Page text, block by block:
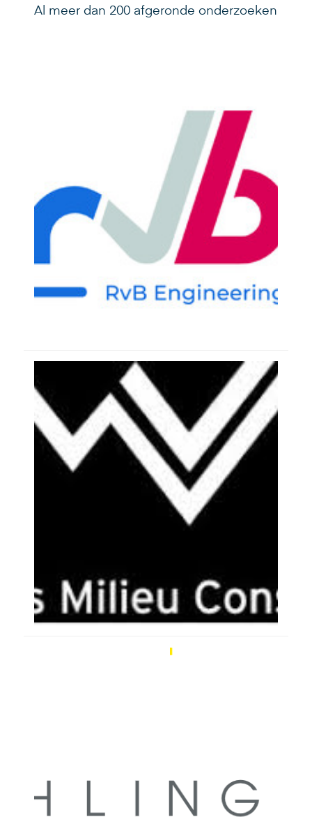
Al meer dan 200 afgeronde onderzoeken